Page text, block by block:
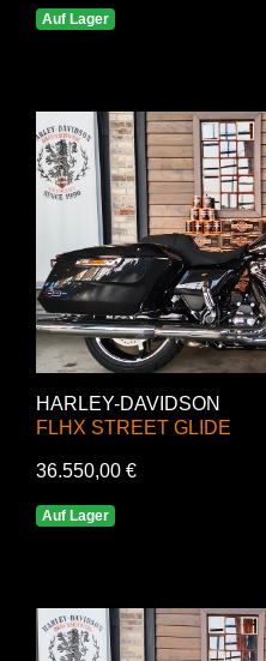
Auf Lager
HARLEY-DAVIDSON
FLHX STREET GLIDE
36.550,00 €
Auf Lager